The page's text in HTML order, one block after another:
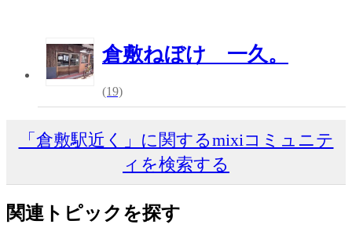
倉敷ねぼけ 一久。
(19)
「倉敷駅近く」に関するmixiコミュニテ
ィを検索する
関連トピックを探す